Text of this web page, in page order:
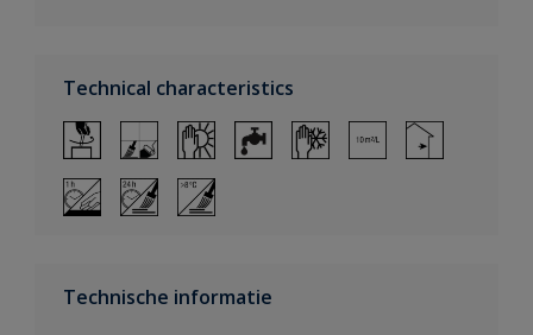
Technical characteristics
Technische informatie